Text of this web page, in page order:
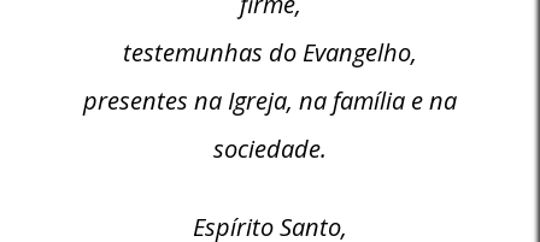
testemunhas do Evangelho,
presentes na Igreja, na família e na
sociedade.
Espírito Santo,